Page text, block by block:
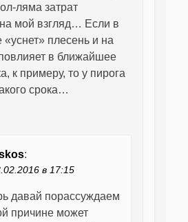
ляма затрат
мой взгляд… Если в
плесень и на
в ближайшее
к примеру, то у пирога
срока…
:
в 17:15
давай порассуждаем
причине может